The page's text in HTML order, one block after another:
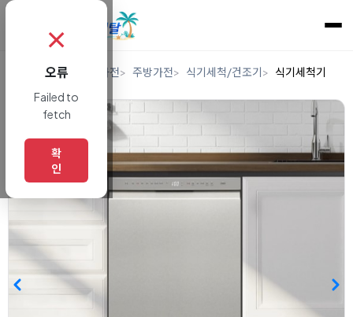
렌탈 디지털/가전 주방가전 식기세척/건조기 식기세척기
✗
오류
Failed to
fetch
확
인